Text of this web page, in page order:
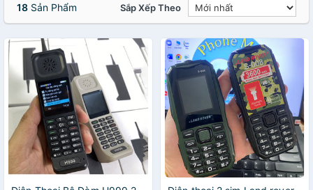
18 Sản Phẩm Sắp Xếp Theo